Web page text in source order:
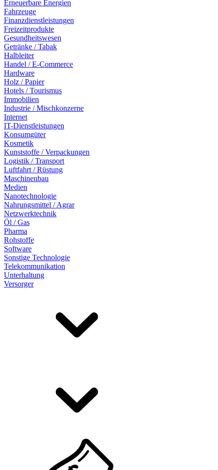
Erneuerbare Energien
Fahrzeuge
Finanzdienstleistungen
Freizeitprodukte
Gesundheitswesen
Getränke / Tabak
Halbleiter
Handel / E-Commerce
Hardware
Holz / Papier
Hotels / Tourismus
Immobilien
Industrie / Mischkonzerne
Internet
IT-Dienstleistungen
Konsumgüter
Kosmetik
Kunststoffe / Verpackungen
Logistik / Transport
Luftfahrt / Rüstung
Maschinenbau
Medien
Nanotechnologie
Nahrungsmittel / Agrar
Netzwerktechnik
Öl / Gas
Pharma
Rohstoffe
Software
Sonstige Technologie
Telekommunikation
Unterhaltung
Versorger